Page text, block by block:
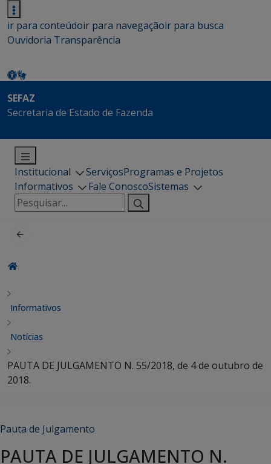
ir para conteúdoir para navegaçãoir para busca
Ouvidoria Transparência
SEFAZ
Secretaria de Estado de Fazenda
Institucional ServiçosProgramas e Projetos
Informativos
Fale ConoscoSistemas
Pesquisar
por:
Informativos
Notícias
PAUTA DE JULGAMENTO N. 55/2018, de 4 de outubro de
2018.
Pauta de Julgamento
PAUTA DE JULGAMENTO N.